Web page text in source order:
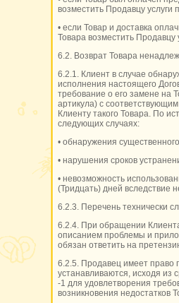
возместить Продавцу услуги
• если Товар и доставка
Товара возместить Продавцу
6.2. Возврат Товара
6.2.1. Клиент в случае
исполнения настоящего
требование о его замене на
артикула) с
Клиенту такого Товара. По
следующих случаях:
• обнаружения
• нарушения сроков
• невозможность
(Тридцать) дней вследствие
6.2.3. Перечень технически
6.2.4. При обращении
описанием проблемы и
обязан ответить на
6.2.5. Продавец имеет право
устанавливаются, исходя из
-1 для удовлетворения
возникновения недостатков